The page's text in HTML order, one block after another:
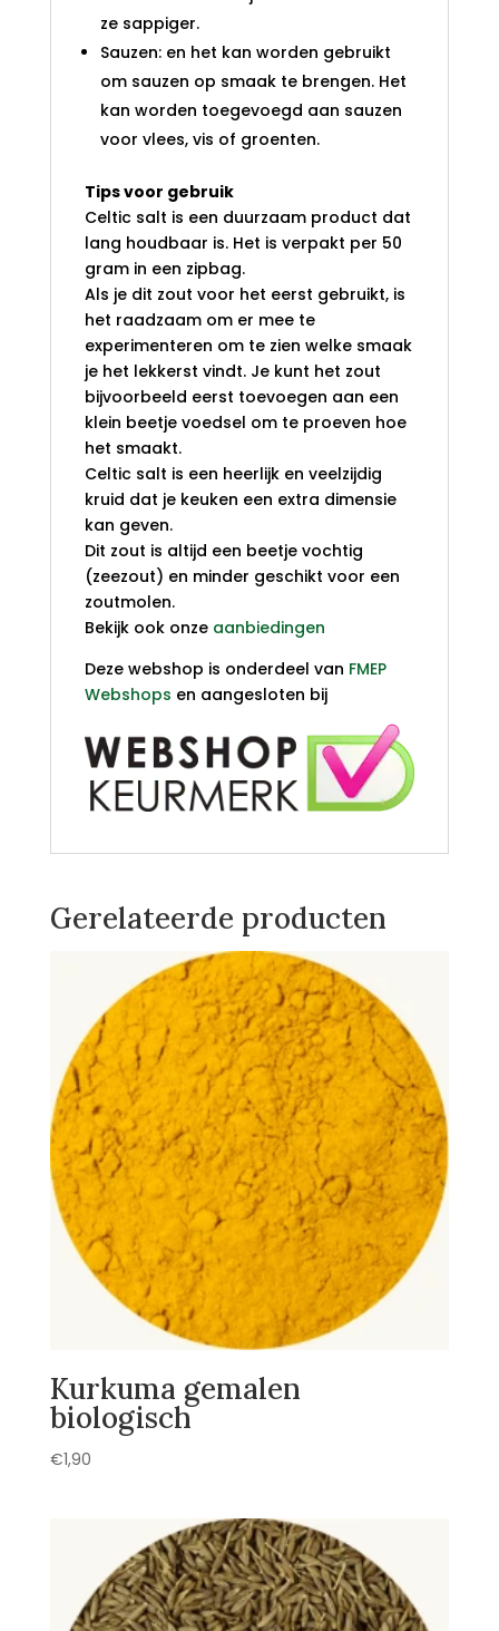
ze sappiger.
Sauzen: en het kan worden gebruikt
om sauzen op smaak te brengen. Het
kan worden toegevoegd aan sauzen
voor vlees, vis of groenten.
Tips voor gebruik
Celtic salt is een duurzaam product dat
lang houdbaar is. Het is verpakt per 50
gram in een zipbag.
Als je dit zout voor het eerst gebruikt, is
het raadzaam om er mee te
experimenteren om te zien welke smaak
je het lekkerst vindt. Je kunt het zout
bijvoorbeeld eerst toevoegen aan een
klein beetje voedsel om te proeven hoe
het smaakt.
Celtic salt is een heerlijk en veelzijdig
kruid dat je keuken een extra dimensie
kan geven.
Dit zout is altijd een beetje vochtig
(zeezout) en minder geschikt voor een
zoutmolen.
Bekijk ook onze aanbiedingen
Deze webshop is onderdeel van FMEP
Webshops en aangesloten bij
Gerelateerde producten
Kurkuma gemalen
biologisch
€1,90